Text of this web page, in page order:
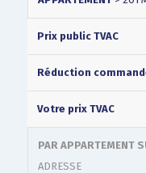
PAR APPARTEMENT
ADRESSE